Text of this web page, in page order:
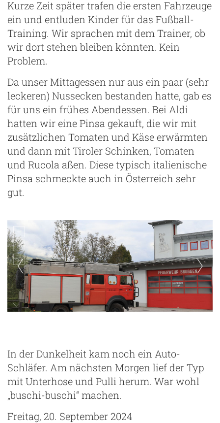
Kurze Zeit später trafen die ersten Fahrzeuge
ein und entluden Kinder für das Fußball-
Training. Wir sprachen mit dem Trainer, ob
wir dort stehen bleiben könnten. Kein
Problem.
Da unser Mittagessen nur aus ein paar (sehr
leckeren) Nussecken bestanden hatte, gab es
für uns ein frühes Abendessen. Bei Aldi
hatten wir eine Pinsa gekauft, die wir mit
zusätzlichen Tomaten und Käse erwärmten
und dann mit Tiroler Schinken, Tomaten
und Rucola aßen. Diese typisch italienische
Pinsa schmeckte auch in Österreich sehr
gut.
In der Dunkelheit kam noch ein Auto-
Schläfer. Am nächsten Morgen lief der Typ
mit Unterhose und Pulli herum. War wohl
„buschi-buschi“ machen.
Freitag, 20. September 2024